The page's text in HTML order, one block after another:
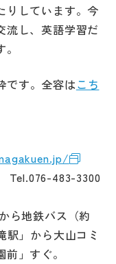
りしています。今
流し、英語学習だ
す。全容はこち
Tel.076-483-3300
ら地鉄バス（約
駅」から大山コミ
」すぐ。